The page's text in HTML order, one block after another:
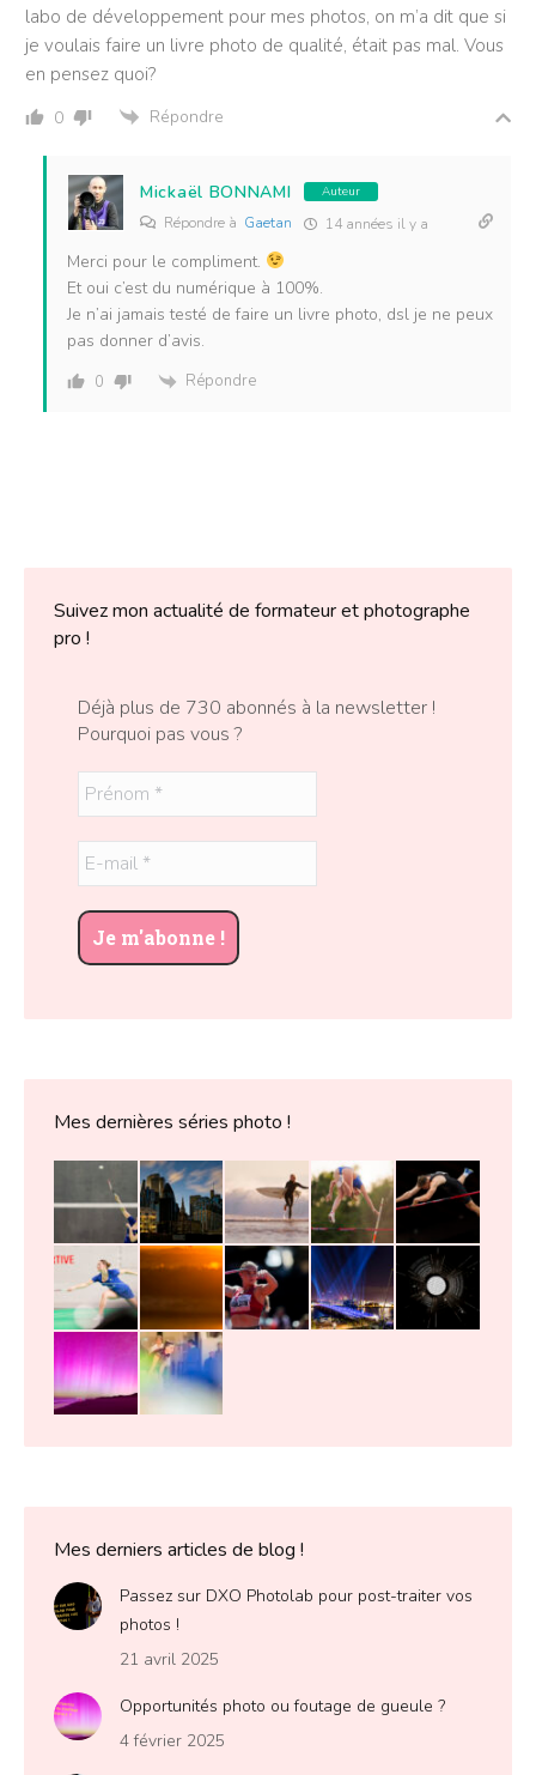
labo de développement pour mes photos, on m’a dit que si
je voulais faire un livre photo de qualité, était pas mal. Vous
en pensez quoi?
0 Répondre
Mickaël BONNAMI Auteur
Répondre à Gaetan 14 années il y a
Merci pour le compliment.
Et oui c’est du numérique à 100%.
Je n’ai jamais testé de faire un livre photo, dsl je ne peux
pas donner d’avis.
0 Répondre
Suivez mon actualité de formateur et photographe
pro !
Déjà plus de 730 abonnés à la newsletter !
Pourquoi pas vous ?
Mes dernières séries photo !
Mes derniers articles de blog !
Passez sur DXO Photolab pour post-traiter vos
photos !
21 avril 2025
Opportunités photo ou foutage de gueule ?
4 février 2025